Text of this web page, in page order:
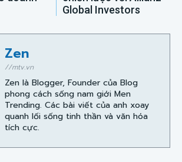
Global Investors
Zen
//mtv.vn
Zen là Blogger, Founder của Blog
phong cách sống nam giới Men
Trending. Các bài viết của anh xoay
quanh lối sống tinh thần và văn hóa
tích cực.